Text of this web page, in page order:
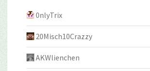
0nlyTrix
20Misch10Crazzy
AKWlienchen